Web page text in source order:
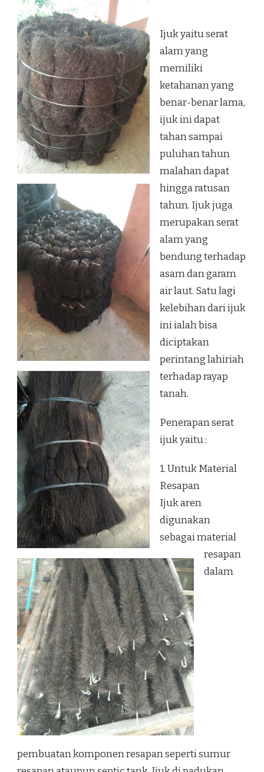
Ijuk yaitu serat
alam yang
memiliki
ketahanan yang
benar-benar lama,
ijuk ini dapat
tahan sampai
puluhan tahun
malahan dapat
hingga ratusan
tahun. Ijuk juga
merupakan serat
alam yang
bendung terhadap
asam dan garam
air laut. Satu lagi
kelebihan dari ijuk
ini ialah bisa
diciptakan
perintang lahiriah
terhadap rayap
tanah.
Penerapan serat
ijuk yaitu :
1. Untuk Material
Resapan
Ijuk aren
digunakan
sebagai material
resapan
dalam
pembuatan komponen resapan seperti sumur